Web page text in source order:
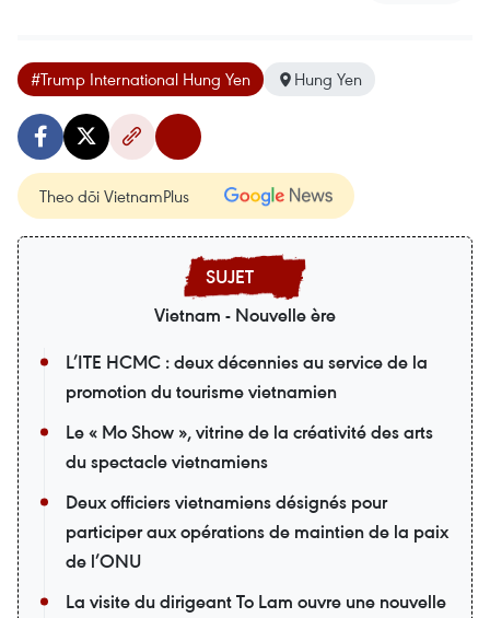
#Trump International Hung Yen Hung Yen
Theo dõi VietnamPlus
Vietnam - Nouvelle ère
L’ITE HCMC : deux décennies au service de la
promotion du tourisme vietnamien
Le « Mo Show », vitrine de la créativité des arts
du spectacle vietnamiens
Deux officiers vietnamiens désignés pour
participer aux opérations de maintien de la paix
de l’ONU
La visite du dirigeant To Lam ouvre une nouvelle